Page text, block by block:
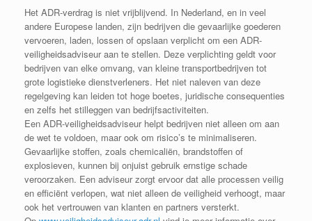
Het ADR-verdrag is niet vrijblijvend. In Nederland, en in veel
andere Europese landen, zijn bedrijven die gevaarlijke goederen
vervoeren, laden, lossen of opslaan verplicht om een ADR-
veiligheidsadviseur aan te stellen. Deze verplichting geldt voor
bedrijven van elke omvang, van kleine transportbedrijven tot
grote logistieke dienstverleners. Het niet naleven van deze
regelgeving kan leiden tot hoge boetes, juridische consequenties
en zelfs het stilleggen van bedrijfsactiviteiten.
Een ADR-veiligheidsadviseur helpt bedrijven niet alleen om aan
de wet te voldoen, maar ook om risico’s te minimaliseren.
Gevaarlijke stoffen, zoals chemicaliën, brandstoffen of
explosieven, kunnen bij onjuist gebruik ernstige schade
veroorzaken. Een adviseur zorgt ervoor dat alle processen veilig
en efficiënt verlopen, wat niet alleen de veiligheid verhoogt, maar
ook het vertrouwen van klanten en partners versterkt.